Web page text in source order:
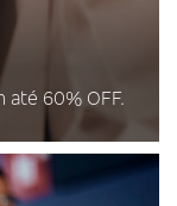
60% OFF.